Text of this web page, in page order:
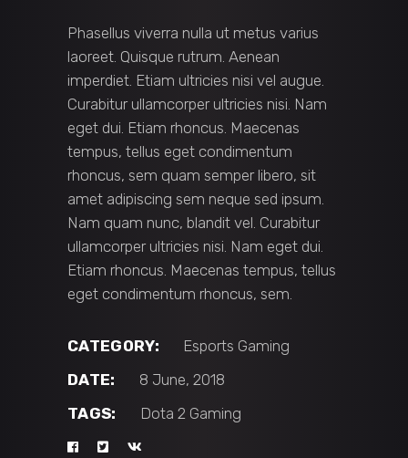
Phasellus viverra nulla ut metus varius
laoreet. Quisque rutrum. Aenean
imperdiet. Etiam ultricies nisi vel augue.
Curabitur ullamcorper ultricies nisi. Nam
eget dui. Etiam rhoncus. Maecenas
tempus, tellus eget condimentum
rhoncus, sem quam semper libero, sit
amet adipiscing sem neque sed ipsum.
Nam quam nunc, blandit vel. Curabitur
ullamcorper ultricies nisi. Nam eget dui.
Etiam rhoncus. Maecenas tempus, tellus
eget condimentum rhoncus, sem.
CATEGORY: Esports Gaming
DATE:
8 June, 2018
TAGS:
Dota 2 Gaming